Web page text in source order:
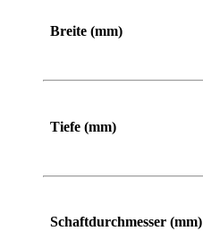
Breite (mm)
Von
Tiefe (mm)
Schaftdurchmesser (mm)